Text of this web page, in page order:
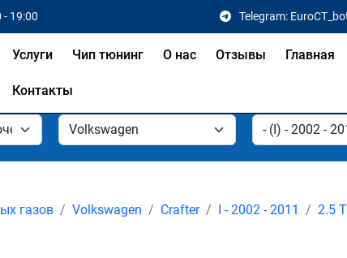
- 19:00 Telegram:
Услуги Чип тюнинг О нас Отзывы Главная
Контакты
газов Volkswagen Crafter I - 2002 - 2011 2.5